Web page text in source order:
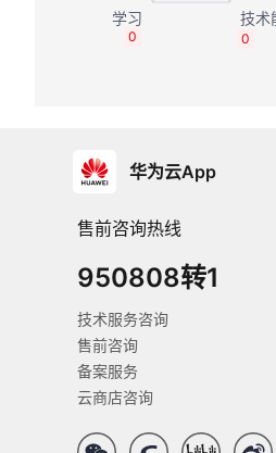
0
0
华为云App
售前咨询热线
950808转1
技术服务咨询
售前咨询
备案服务
云商店咨询